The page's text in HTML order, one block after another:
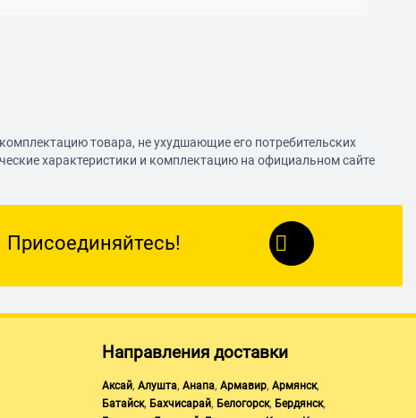
товара, не ухудшающие его потребительских
характеристики и комплектацию на официальном сайте
Присоединяйтесь!
Направления доставки
Аксай, Алушта, Анапа, Армавир, Армянск,
Батайск, Бахчисарай, Белогорск, Бердянск,